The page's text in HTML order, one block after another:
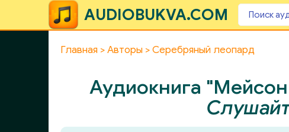
AUDIOBUKVA.COM
Главная Авторы Серебряный леопард
Аудиокнига